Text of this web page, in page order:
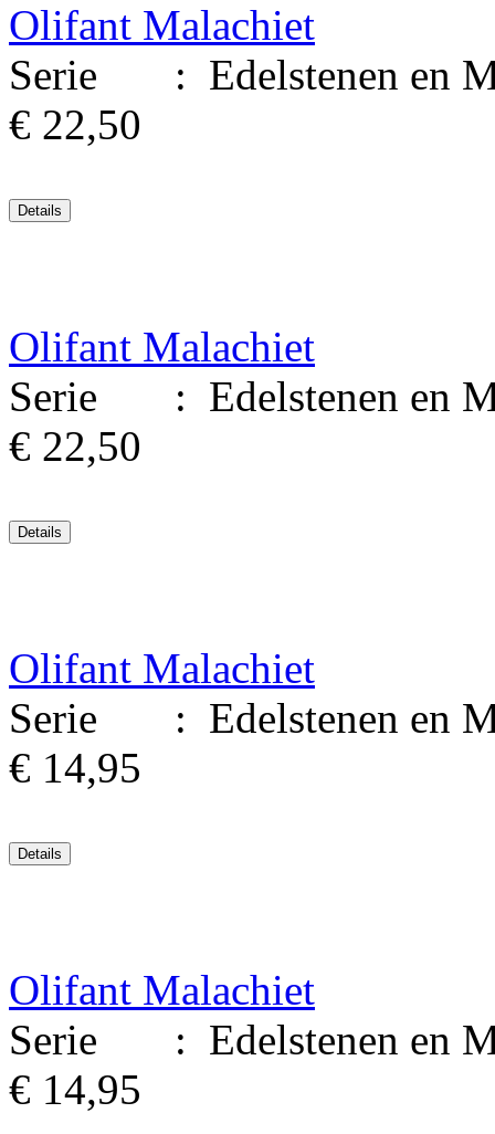
Olifant Malachiet
Serie : Edelstenen en
€ 22,50
Olifant Malachiet
Serie : Edelstenen en
€ 22,50
Olifant Malachiet
Serie : Edelstenen en
€ 14,95
Olifant Malachiet
Serie : Edelstenen en
€ 14,95